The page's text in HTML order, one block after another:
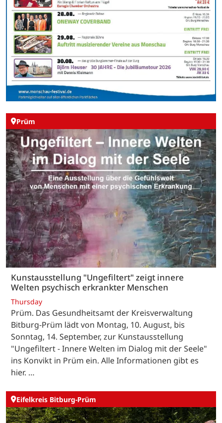
Prüm
Kunstausstellung "Ungefiltert" zeigt innere
Welten psychisch erkrankter Menschen
Thursday
Prüm. Das Gesundheitsamt der Kreisverwaltung
Bitburg-Prüm lädt von Montag, 10. August, bis
Sonntag, 14. September, zur Kunstausstellung
"Ungefiltert - Innere Welten im Dialog mit der Seele"
ins Konvikt in Prüm ein. Alle Informationen gibt es
hier. …
Eifelkreis Bitburg-Prüm